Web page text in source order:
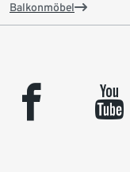
Balkonmöbel
facebook youtube